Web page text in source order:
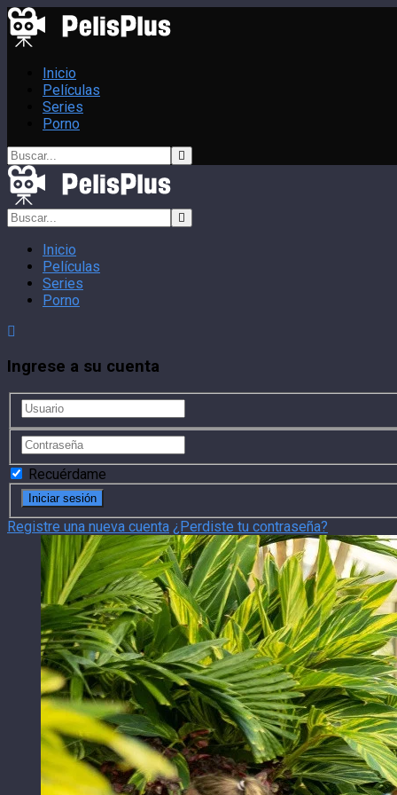
Inicio
Películas
Series
Porno
Inicio
Películas
Series
Porno
Ingrese a su cuenta
Recuérdame
Registre una nueva cuenta ¿Perdiste tu contraseña?